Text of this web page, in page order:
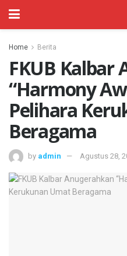
Home Berita
FKUB Kalbar
“Harmony
Pelihara
Beragama
by admin Agustus 28,